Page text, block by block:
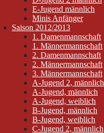
E-Jugend männlich
Minis Anfänger
Saison 2012/2013
1. Damenmannschaft
1. Männermannschaft
2. Damenmannschaft
2. Männermannschaft
3. Männermannschaft
A-Jugend 2, männlich
A-Jugend, männlich
A-Jugend, weiblich
B-Jugend, männlich
B-Jugend, weiblich
C-Jugend 2, männlich